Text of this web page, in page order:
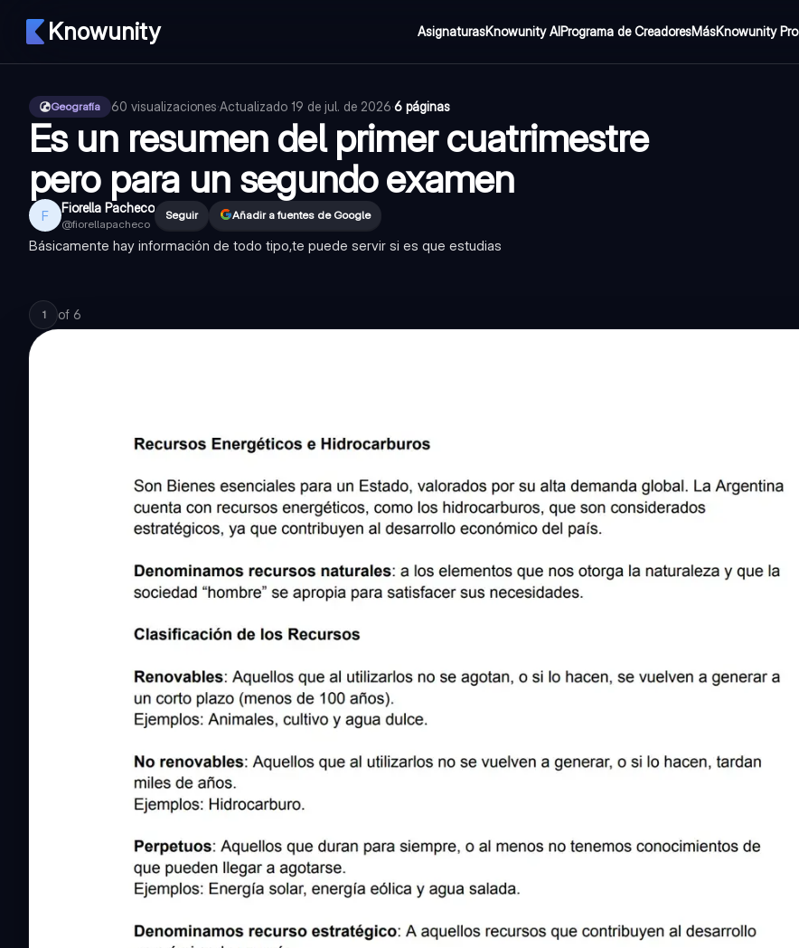
Knowunity AsignaturasKnowunity AIPrograma de CreadoresMásKnowunity Pro
Geografía 60 visualizaciones·Actualizado 19 de jul. de 2026·6 páginas
Es un resumen del primer cuatrimestre
pero para un segundo examen
F Fiorella Pacheco
@fiorellapacheco
Seguir Añadir a fuentes de Google
Básicamente hay información de todo tipo,te puede servir si es que estudias
1 of 6